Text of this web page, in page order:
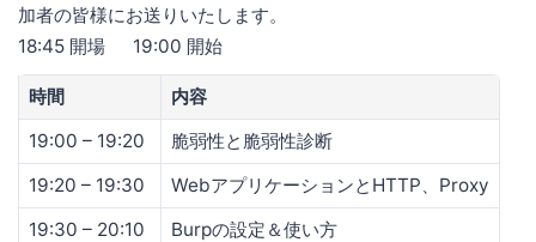
加者の皆様にお送りいたします。
18:45 開場 19:00 開始
時間
内容
19:00 – 19:20
脆弱性と脆弱性診断
19:20 – 19:30
WebアプリケーションとHTTP、Proxy
19:30 – 20:10
Burpの設定＆使い方